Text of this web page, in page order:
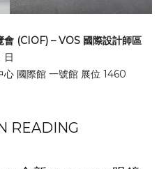
會 (CIOF) – VOS 國際設計師區
日
心 國際館 一號館 展位 1460
READING